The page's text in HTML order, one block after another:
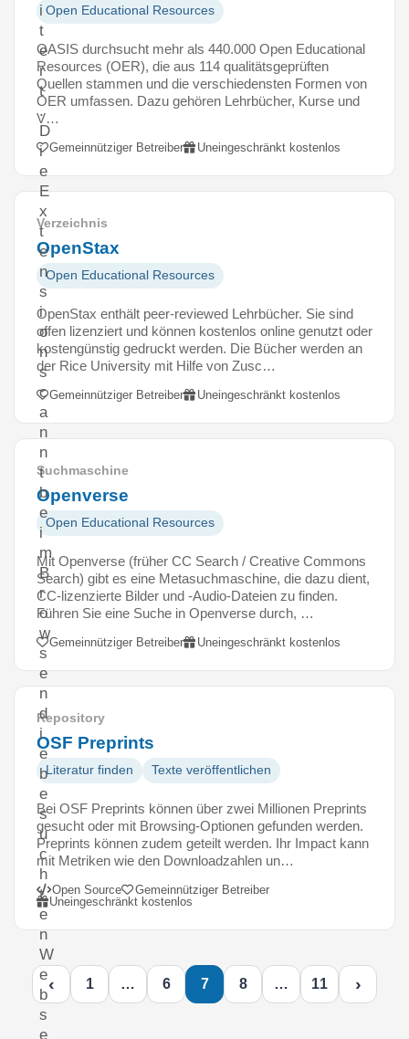
i
t
e
r
t
.
D
i
e
E
x
t
e
n
s
i
o
n
s
c
a
n
n
t
b
e
i
m
B
r
o
w
s
e
n
d
i
e
b
e
s
u
c
h
t
e
n
W
e
b
s
e
Open Educational Resources
OASIS durchsucht mehr als 440.000 Open Educational
Resources (OER), die aus 114 qualitätsgeprüften
Quellen stammen und die verschiedensten Formen von
OER umfassen. Dazu gehören Lehrbücher, Kurse und
V…
Gemeinnütziger Betreiber Uneingeschränkt kostenlos
Verzeichnis
OpenStax
Open Educational Resources
OpenStax enthält peer-reviewed Lehrbücher. Sie sind
offen lizenziert und können kostenlos online genutzt oder
kostengünstig gedruckt werden. Die Bücher werden an
der Rice University mit Hilfe von Zusc…
Gemeinnütziger Betreiber Uneingeschränkt kostenlos
Suchmaschine
Openverse
Open Educational Resources
Mit Openverse (früher CC Search / Creative Commons
Search) gibt es eine Metasuchmaschine, die dazu dient,
CC-lizenzierte Bilder und -Audio-Dateien zu finden.
Führen Sie eine Suche in Openverse durch, …
Gemeinnütziger Betreiber Uneingeschränkt kostenlos
Repository
OSF Preprints
Literatur finden Texte veröffentlichen
Bei OSF Preprints können über zwei Millionen Preprints
gesucht oder mit Browsing-Optionen gefunden werden.
Preprints können zudem geteilt werden. Ihr Impact kann
mit Metriken wie den Downloadzahlen un…
Open Source
Gemeinnütziger Betreiber
Uneingeschränkt kostenlos
‹ 1 … 6 7 8 … 11 ›